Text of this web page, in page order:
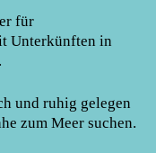
für
Unterkünften in
und ruhig gelegen
zum Meer suchen.